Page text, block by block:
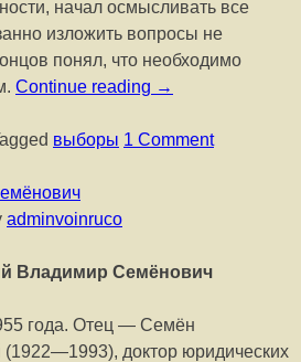
начал осмысливать все
изложить вопросы не
понял, что необходимо
Continue reading →
выборы 1 Comment
adminvoinruco
Владимир Семёнович
года. Отец — Семён
доктор юридических